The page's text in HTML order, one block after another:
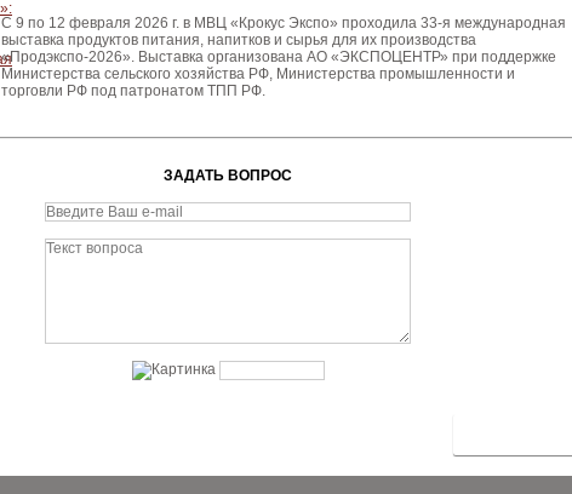
С 9 по 12 февраля 2026 г. в МВЦ «Крокус Экспо» проходила 33-я международная
выставка продуктов питания, напитков и сырья для их производства
«Продэкспо-2026». Выставка организована АО «ЭКСПОЦЕНТР» при поддержке
Министерства сельского хозяйства РФ, Министерства промышленности и
торговли РФ под патронатом ТПП РФ.
ЗАДАТЬ ВОПРОС